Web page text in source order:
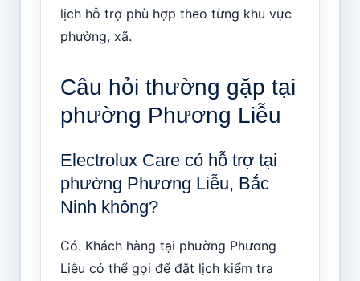
lịch hỗ trợ phù hợp theo từng khu vực
phường, xã.
Câu hỏi thường gặp tại
phường Phương Liễu
Electrolux Care có hỗ trợ tại
phường Phương Liễu, Bắc
Ninh không?
Có. Khách hàng tại phường Phương
Liễu có thể gọi để đặt lịch kiểm tra